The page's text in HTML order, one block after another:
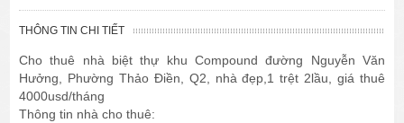
THÔNG TIN CHI TIẾT
Cho thuê nhà biệt thự khu Compound đường Nguyễn Văn
Hưởng, Phường Thảo Điền, Q2, nhà đẹp,1 trệt 2lầu, giá thuê
4000usd/tháng
Thông tin nhà cho thuê: